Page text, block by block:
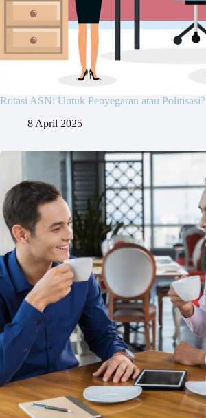
Rotasi ASN: Untuk Penyegaran atau Politisasi?
8 April 2025